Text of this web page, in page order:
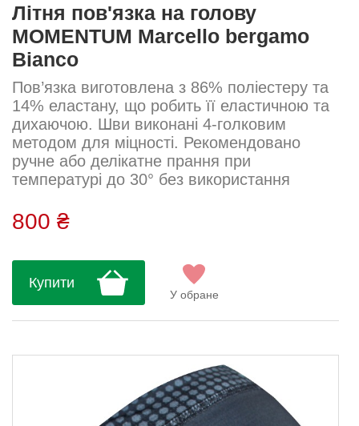
Літня пов'язка на голову
MOMENTUM Marcello bergamo
Bianco
Пов’язка виготовлена з 86% поліестеру та
14% еластану, що робить її еластичною та
дихаючою. Шви виконані 4-голковим
методом для міцності. Рекомендовано
ручне або делікатне прання при
температурі до 30° без використання
прасування. Ідеальна для літніх тренувань
і активного відпочинку....
800 ₴
Купити
У обране